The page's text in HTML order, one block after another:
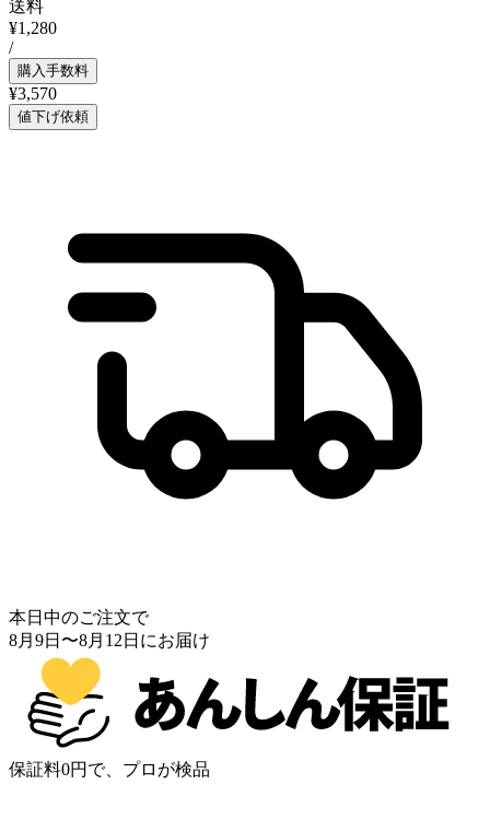
送料
¥1,280
/
購入手数料
¥3,570
値下げ依頼
本日中のご注文で
8月9日 〜8月12日 にお届け
保証料0円で、プロが検品